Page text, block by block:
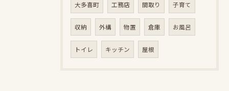
大多喜町 工務店 間取り 子育て
収納 外構 物置 倉庫 お風呂
トイレ キッチン 屋根